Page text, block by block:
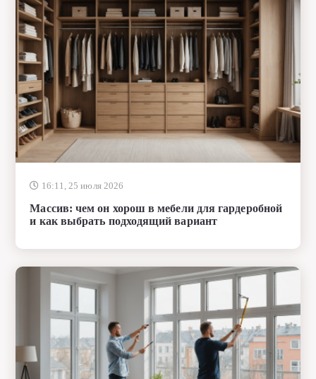
Массив: чем он хорош в мебели для гардеробной
и как выбрать подходящий вариант